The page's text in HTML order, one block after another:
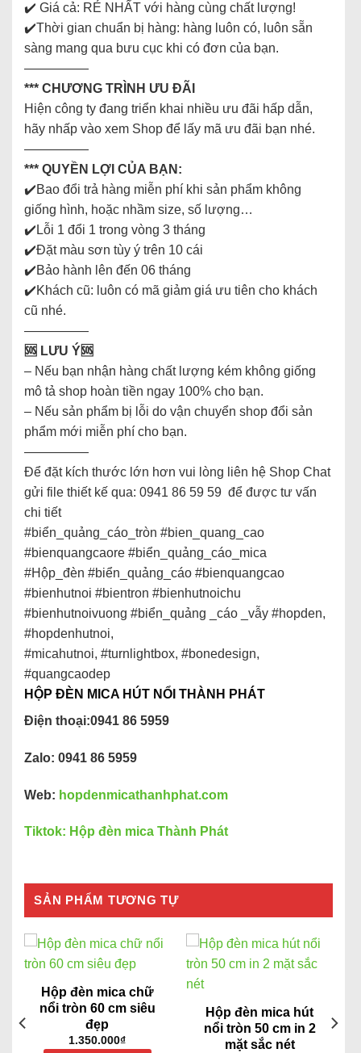
✔️ Giá cả: RẺ NHẤT với hàng cùng chất lượng!
✔️Thời gian chuẩn bị hàng: hàng luôn có, luôn sẵn
sàng mang qua bưu cục khi có đơn của bạn.
—————
*** CHƯƠNG TRÌNH ƯU ĐÃI
Hiện công ty đang triển khai nhiều ưu đãi hấp dẫn,
hãy nhấp vào xem Shop để lấy mã ưu đãi bạn nhé.
—————
*** QUYỀN LỢI CỦA BẠN:
✔️Bao đổi trả hàng miễn phí khi sản phẩm không
giống hình, hoặc nhầm size, số lượng…
✔️Lỗi 1 đổi 1 trong vòng 3 tháng
✔️Đặt màu sơn tùy ý trên 10 cái
✔️Bảo hành lên đến 06 tháng
✔️Khách cũ: luôn có mã giảm giá ưu tiên cho khách
cũ nhé.
—————
🆘 LƯU Ý🆘
– Nếu bạn nhận hàng chất lượng kém không giống
mô tả shop hoàn tiền ngay 100% cho bạn.
– Nếu sản phẩm bị lỗi do vận chuyển shop đổi sản
phẩm mới miễn phí cho bạn.
—————
Để đặt kích thước lớn hơn vui lòng liên hệ Shop Chat
gửi file thiết kế qua: 0941 86 59 59 để được tư vấn
chi tiết
#biển_quảng_cáo_tròn #bien_quang_cao
#bienquangcaore #biển_quảng_cáo_mica
#Hộp_đèn #biển_quảng_cáo #bienquangcao
#bienhutnoi #bientron #bienhutnoichu
#bienhutnoivuong #biển_quảng _cáo _vẫy #hopden,
#hopdenhutnoi,
#micahutnoi, #turnlightbox, #bonedesign,
#quangcaodep
HỘP ĐÈN MICA HÚT NỔI THÀNH PHÁT
Điện thoại:0941 86 5959
Zalo: 0941 86 5959
Web: hopdenmicathanhphat.com
Tiktok: Hộp đèn mica Thành Phát
SẢN PHẨM TƯƠNG TỰ
Hộp đèn mica chữ
nổi tròn 60 cm siêu
đẹp
1.350.000₫
Hộp đèn mica hút
nổi tròn 50 cm in 2
mặt sắc nét